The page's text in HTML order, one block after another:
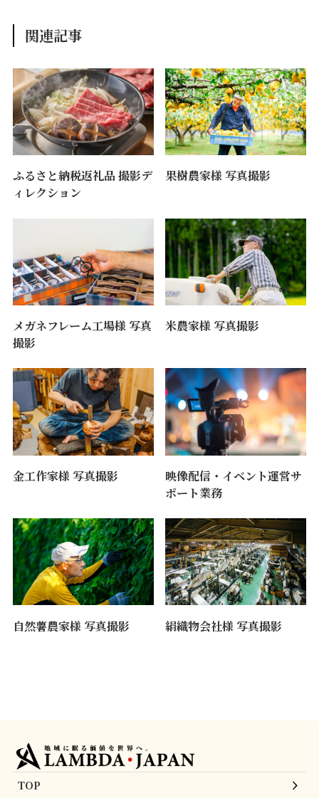
関連記事
ふるさと納税返礼品 撮影デ
ィレクション
果樹農家様 写真撮影
メガネフレーム工場様 写真
撮影
米農家様 写真撮影
金工作家様 写真撮影
映像配信・イベント運営サ
ポート業務
自然薯農家様 写真撮影 絹織物会社様 写真撮影
TOP